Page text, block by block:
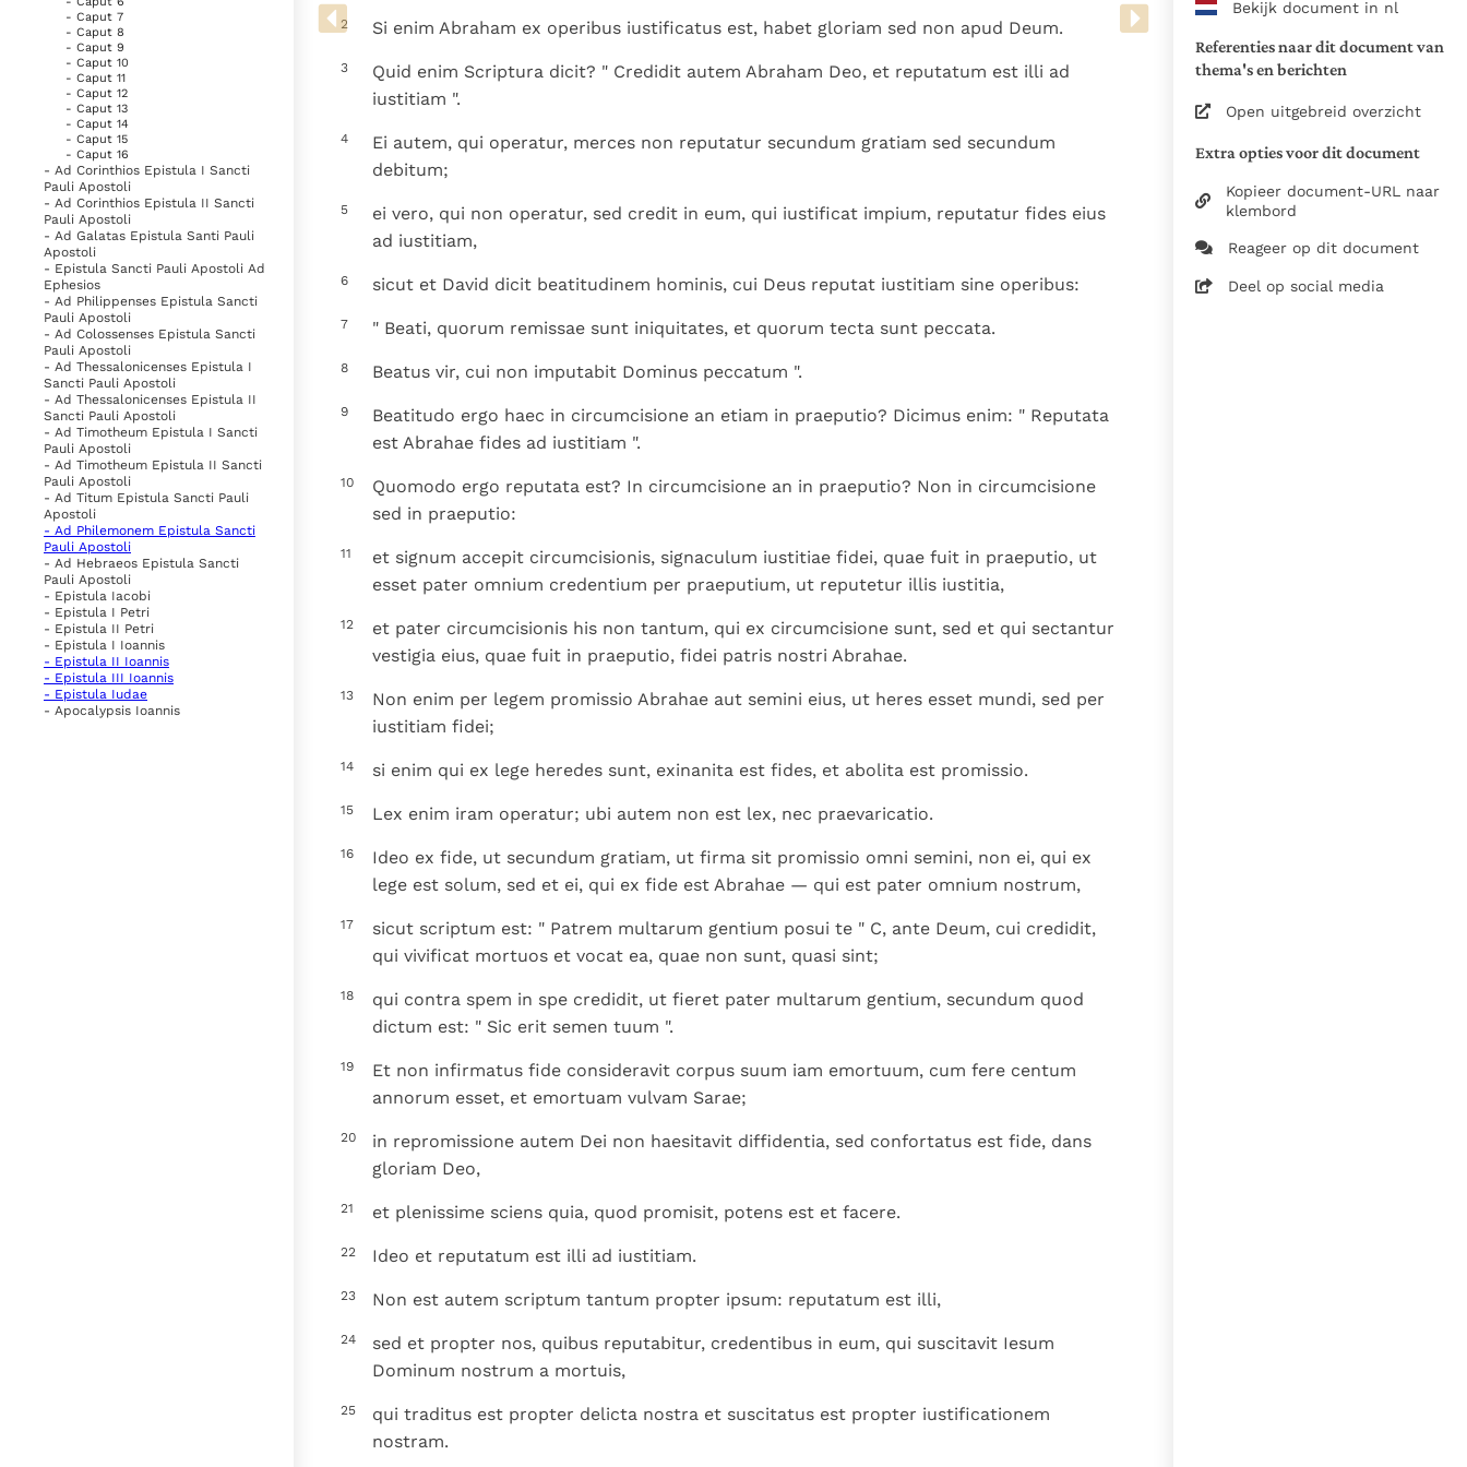
Denzinger Gebruiksvoorwaarden
herkennen
groeit stilletjes door
dwang
De mystiek. De
mystieke
als een taak"
Augustinus toont ons de
noodzaak om "naar het
innerlijk" toe te keren.
www.vatican.va/archive/bible/
vulgata_vetus-
www.vatican.va/archive/bible/
aansluiting gezocht bij de
om de teksten van de
naast elkaar te kunnen
Daar waar de versnummering
elkaar afwijken is dus die van
Bekijk document in nl
Referenties naar dit document van
thema's en berichten
Open uitgebreid overzicht
Extra opties voor dit document
Kopieer document-URL naar
klembord
Reageer op dit document
Deel op social media
- Caput 7
- Caput 8
- Caput 9
- Caput 10
- Caput 11
- Caput 12
- Caput 13
- Caput 14
- Caput 15
- Caput 16
- Ad Corinthios Epistula I Sancti
Pauli Apostoli
- Ad Corinthios Epistula II Sancti
Pauli Apostoli
- Ad Galatas Epistula Santi Pauli
Apostoli
- Epistula Sancti Pauli Apostoli Ad
Ephesios
- Ad Philippenses Epistula Sancti
Pauli Apostoli
- Ad Colossenses Epistula Sancti
Pauli Apostoli
- Ad Thessalonicenses Epistula I
Sancti Pauli Apostoli
- Ad Thessalonicenses Epistula II
Sancti Pauli Apostoli
- Ad Timotheum Epistula I Sancti
Pauli Apostoli
- Ad Timotheum Epistula II Sancti
Pauli Apostoli
- Ad Titum Epistula Sancti Pauli
Apostoli
- Ad Philemonem Epistula Sancti
Pauli Apostoli
- Ad Hebraeos Epistula Sancti
Pauli Apostoli
- Epistula Iacobi
- Epistula I Petri
- Epistula II Petri
- Epistula I Ioannis
- Epistula II Ioannis
- Epistula III Ioannis
- Epistula Iudae
- Apocalypsis Ioannis
2 Si enim Abraham ex operibus iustificatus est, habet gloriam sed non apud Deum.
3
Quid enim Scriptura dicit? " Credidit autem Abraham Deo, et reputatum est illi ad
iustitiam ".
4
Ei autem, qui operatur, merces non reputatur secundum gratiam sed secundum
debitum;
5
ei vero, qui non operatur, sed credit in eum, qui iustificat impium, reputatur fides eius
ad iustitiam,
6 sicut et David dicit beatitudinem hominis, cui Deus reputat iustitiam sine operibus:
7 " Beati, quorum remissae sunt iniquitates, et quorum tecta sunt peccata.
8 Beatus vir, cui non imputabit Dominus peccatum ".
9
Beatitudo ergo haec in circumcisione an etiam in praeputio? Dicimus enim: " Reputata
est Abrahae fides ad iustitiam ".
10
Quomodo ergo reputata est? In circumcisione an in praeputio? Non in circumcisione
sed in praeputio:
11
et signum accepit circumcisionis, signaculum iustitiae fidei, quae fuit in praeputio, ut
esset pater omnium credentium per praeputium, ut reputetur illis iustitia,
12
et pater circumcisionis his non tantum, qui ex circumcisione sunt, sed et qui sectantur
vestigia eius, quae fuit in praeputio, fidei patris nostri Abrahae.
13
Non enim per legem promissio Abrahae aut semini eius, ut heres esset mundi, sed per
iustitiam fidei;
14 si enim qui ex lege heredes sunt, exinanita est fides, et abolita est promissio.
15 Lex enim iram operatur; ubi autem non est lex, nec praevaricatio.
16
Ideo ex fide, ut secundum gratiam, ut firma sit promissio omni semini, non ei, qui ex
lege est solum, sed et ei, qui ex fide est Abrahae — qui est pater omnium nostrum,
17
sicut scriptum est: " Patrem multarum gentium posui te " C, ante Deum, cui credidit,
qui vivificat mortuos et vocat ea, quae non sunt, quasi sint;
18
qui contra spem in spe credidit, ut fieret pater multarum gentium, secundum quod
dictum est: " Sic erit semen tuum ".
19
Et non infirmatus fide consideravit corpus suum iam emortuum, cum fere centum
annorum esset, et emortuam vulvam Sarae;
20
in repromissione autem Dei non haesitavit diffidentia, sed confortatus est fide, dans
gloriam Deo,
21 et plenissime sciens quia, quod promisit, potens est et facere.
22 Ideo et reputatum est illi ad iustitiam.
23 Non est autem scriptum tantum propter ipsum: reputatum est illi,
24
sed et propter nos, quibus reputabitur, credentibus in eum, qui suscitavit Iesum
Dominum nostrum a mortuis,
25
qui traditus est propter delicta nostra et suscitatus est propter iustificationem
nostram.